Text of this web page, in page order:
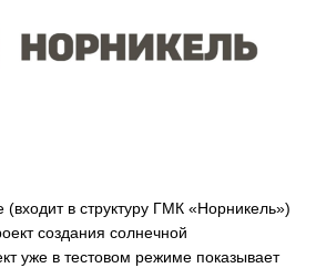
в структуру ГМК «Норникель»)
создания солнечной
уже в тестовом режиме показывает